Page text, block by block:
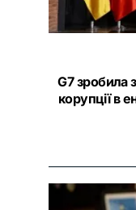
G7 зробила
корупції в